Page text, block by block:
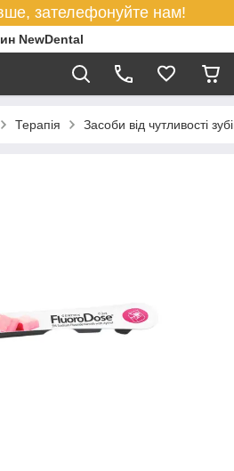
зателефонуйте нам!
NewDental
Терапія Засоби від чутливості